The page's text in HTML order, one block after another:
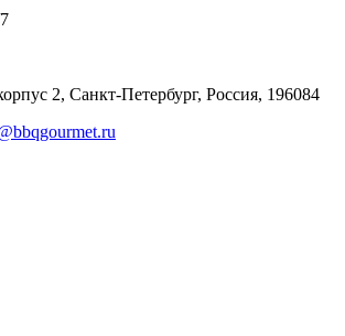
2, Санкт-Петербург, Россия, 196084